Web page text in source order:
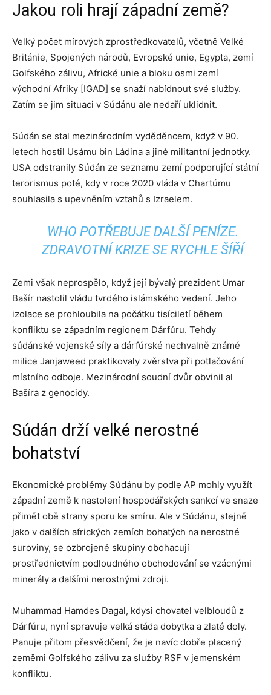
Jakou roli hrají západní země?
Velký počet mírových zprostředkovatelů, včetně Velké
Británie, Spojených národů, Evropské unie, Egypta, zemí
Golfského zálivu, Africké unie a bloku osmi zemí
východní Afriky [IGAD] se snaží nabídnout své služby.
Zatím se jim situaci v Súdánu ale nedaří uklidnit.
Súdán se stal mezinárodním vyděděncem, když v 90.
letech hostil Usámu bin Ládina a jiné militantní jednotky.
USA odstranily Súdán ze seznamu zemí podporující státní
terorismus poté, kdy v roce 2020 vláda v Chartúmu
souhlasila s upevněním vztahů s Izraelem.
WHO POTŘEBUJE DALŠÍ PENÍZE.
ZDRAVOTNÍ KRIZE SE RYCHLE ŠÍŘÍ
Zemi však neprospělo, když její bývalý prezident Umar
Bašír nastolil vládu tvrdého islámského vedení. Jeho
izolace se prohloubila na počátku tisíciletí během
konfliktu se západním regionem Dárfúru. Tehdy
súdánské vojenské síly a dárfúrské nechvalně známé
milice Janjaweed praktikovaly zvěrstva při potlačování
místního odboje. Mezinárodní soudní dvůr obvinil al
Bašíra z genocidy.
Súdán drží velké nerostné
bohatství
Ekonomické problémy Súdánu by podle AP mohly využít
západní země k nastolení hospodářských sankcí ve snaze
přimět obě strany sporu ke smíru. Ale v Súdánu, stejně
jako v dalších afrických zemích bohatých na nerostné
suroviny, se ozbrojené skupiny obohacují
prostřednictvím podloudného obchodování se vzácnými
minerály a dalšími nerostnými zdroji.
Muhammad Hamdes Dagal, kdysi chovatel velbloudů z
Dárfúru, nyní spravuje velká stáda dobytka a zlaté doly.
Panuje přitom přesvědčení, že je navíc dobře placený
zeměmi Golfského zálivu za služby RSF v jemenském
konfliktu.